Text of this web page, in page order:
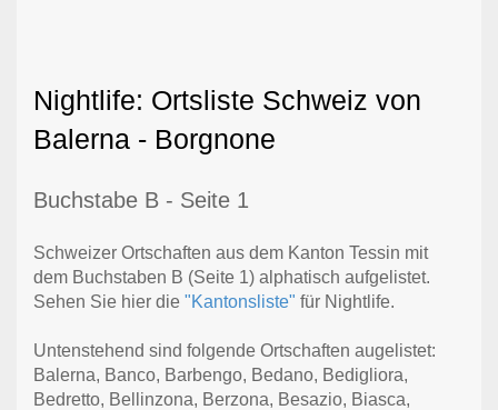
Nightlife: Ortsliste Schweiz von
Balerna - Borgnone
Buchstabe B - Seite 1
Schweizer Ortschaften aus dem Kanton Tessin mit
dem Buchstaben B (Seite 1) alphatisch aufgelistet.
Sehen Sie hier die "Kantonsliste" für Nightlife.
Untenstehend sind folgende Ortschaften augelistet:
Balerna, Banco, Barbengo, Bedano, Bedigliora,
Bedretto, Bellinzona, Berzona, Besazio, Biasca,